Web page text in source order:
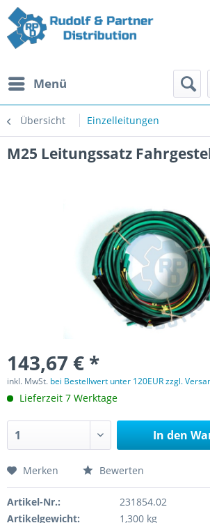
Menü
Übersicht Einzelleitungen
M25 Leitungssatz
143,67 € *
inkl. MwSt. bei Bestellwert unter 120EUR zzgl.
Lieferzeit 7 Werktage
In den
Merken Bewerten
Artikel-Nr.:
231854.02
Artikelgewicht:
1,300 kg